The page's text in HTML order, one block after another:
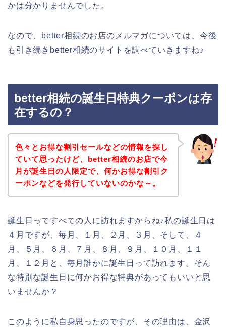
かは分かりませんでした。
なので、better相続のお店のメルマガについては、今後
も引き続きbetter相続のサイトを調べていきますね♪
better相続の誕生日特典クーポンは存
在するの？
色々とお得な割引セールなどの情報を探し
ていて思ったけど、better相続のお店で今
月が誕生日の人限定で、何かお得な割引ク
ーポンなどを発行していないのかな～。
誕生日ってすべての人に訪れますからね♪私の誕生日は
４月ですが、毎月、１月、２月、３月、そして、４
月、５月、６月、７月、８月、９月、１０月、１１
月、１２月と、毎月誰かに誕生日って訪れます。そん
な特別な誕生日に何かお得な特典があってもいいと思
いませんか？
このように私自身思ったのですが、その理由は、金沢